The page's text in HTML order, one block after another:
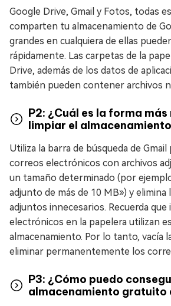
Google Drive, Gmail y Fotos, todas
comparten tu almacenamiento de
grandes en cualquiera de ellas
rápidamente. Las carpetas de la
Drive, además de los datos de
también pueden contener archivos
P2: ¿Cuál es la forma
limpiar el
Utiliza la barra de búsqueda de
correos electrónicos con archivos
un tamaño determinado (por
adjunto de más de 10 MB») y elimina
adjuntos innecesarios. Recuerda
electrónicos en la papelera utilizan
almacenamiento. Por lo tanto, vacía
eliminar permanentemente los
P3: ¿Cómo puedo
almacenamiento gratuito